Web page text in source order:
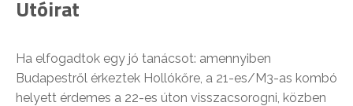
Utóirat
Ha elfogadtok egy jó tanácsot: amennyiben
Budapestről érkeztek Hollókőre, a 21-es/M3-as kombó
helyett érdemes a 22-es úton visszacsorogni, közben